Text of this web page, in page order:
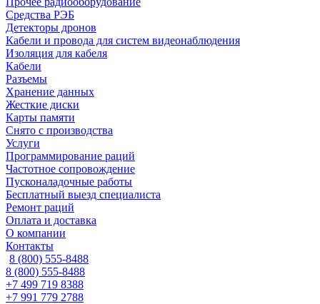
Средства РЭБ
Детекторы дронов
Кабели и провода для систем видеонаблюдения
Изоляция для кабеля
Кабели
Разъемы
Хранение данных
Жесткие диски
Карты памяти
Снято с производства
Услуги
Программирование раций
Частотное сопровождение
Пусконаладочные работы
Бесплатный выезд специалиста
Ремонт раций
Оплата и доставка
О компании
Контакты
8 (800) 555-8488
8 (800) 555-8488
+7 499 719 8388
+7 991 779 2788